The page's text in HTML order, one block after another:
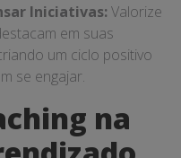
Iniciativas: Valorize
em suas
um ciclo positivo
se engajar.
na